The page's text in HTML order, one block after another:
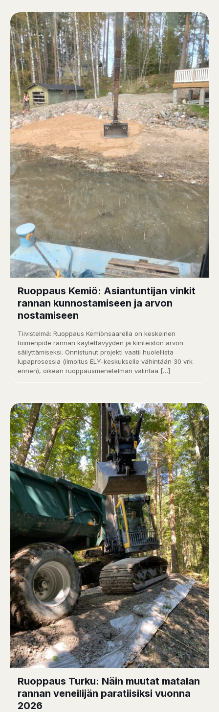
Ruoppaus Kemiö: Asiantuntijan vinkit
rannan kunnostamiseen ja arvon
nostamiseen
Tiivistelmä: Ruoppaus Kemiönsaarella on keskeinen
toimenpide rannan käytettävyyden ja kiinteistön arvon
säilyttämiseksi. Onnistunut projekti vaatii huolellista
lupaprosessia (ilmoitus ELY-keskukselle vähintään 30 vrk
ennen), oikean ruoppausmenetelmän valintaa […]
Ruoppaus Turku: Näin muutat matalan
rannan veneilijän paratiisiksi vuonna
2026